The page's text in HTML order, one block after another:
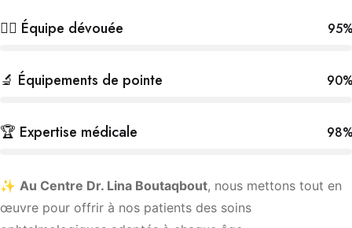
👩‍⚕️ Équipe dévouée
🔬 Équipements de pointe
🏆 Expertise médicale
✨ Au Centre Dr. Lina Boutaqbout, nous mettons tout en
œuvre pour offrir à nos patients des soins